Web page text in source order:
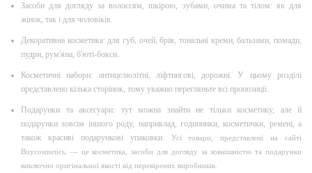
Засоби для догляду за волоссям, шкірою, зубами, очима та тілом: як для
жінок, так і для чоловіків.
Декоративна косметика: для губ, очей, брів, тональні креми, бальзами, помади,
пудри, рум'яна, б'юті-бокси.
Косметичні набори: антицелюлітні, ліфтингові, дорожні. У цьому розділі
представлено кілька сторінок, тому уважно перегляньте всі пропозиції.
Подарунки та аксесуари: тут можна знайти не тільки косметику, але й
подарунки зовсім іншого роду, наприклад, годинники, косметички, ремені, а
також красиві подарункові упаковки.
Усі товари, представлені на сайті
Buycosmetics, — це косметика, засоби для догляду за зовнішністю та подарунки
виключно оригінальної якості від перевірених виробників.